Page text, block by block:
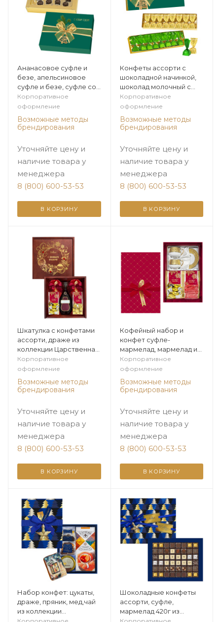
Ананасовое суфле и
безе, апельсиновое
суфле и безе, суфле со
вкусом игристого и безе
в горьком шоколаде 215г
из коллекции
Цитрусовая зима
Корпоративное
оформление
Возможные методы
брендирования
Уточняйте цену и
наличие товара у
менеджера
8 (800) 600-53-53
В КОРЗИНУ
Конфеты ассорти с
шоколадной начинкой,
шоколад молочный с
миндалем 160г из
коллекции Цитрусовая
зима
Корпоративное
оформление
Возможные методы
брендирования
Уточняйте цену и
наличие товара у
менеджера
8 (800) 600-53-53
В КОРЗИНУ
Шкатулка с конфетами
ассорти, драже из
коллекции Царственная
зима
Корпоративное
оформление
Возможные методы
брендирования
Уточняйте цену и
наличие товара у
менеджера
8 (800) 600-53-53
В КОРЗИНУ
Кофейный набор и
конфет суфле-
мармелад, мармелад из
коллекции Подарочная
посуда
Корпоративное
оформление
Возможные методы
брендирования
Уточняйте цену и
наличие товара у
менеджера
8 (800) 600-53-53
В КОРЗИНУ
Набор конфет: цукаты,
драже, пряник, мед,чай
из коллекции
Шоколадные конфеты
ассорти, суфле,
мармелад 420г из